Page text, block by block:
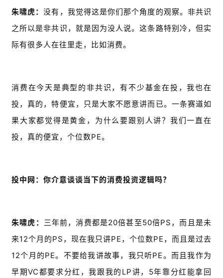
朱啸虎：没有，我觉得这是你们那个角度的观察。非共识
之所以是非共识，就是因为没人说。这条路特别冷，但实
际有很多人在往里走，比如消费。
消费在今天是典型的非共识，有不少基金在投，我也在
投，真的，特便宜，只是大家不愿意讲而已。一条赛道如
果大家都觉得是黄金，为什么要跟别人讲？我们一直在
投，真的便宜，个位数PE。
投中网：你介意谈谈当下的消费投资逻辑吗？
朱啸虎： 三年前，消费都是20倍甚至50倍PS，而且是未
来12个月的PS，现在我只讲PE，个位数PE，而且是过去
12个月的PE。不要给我讲故事，我只听PE。而且我作为
早期VC都要求分红，我跟我的LP讲，5年靠分红能拿回